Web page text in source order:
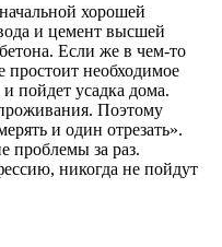
хорошей
и цемент высшей
Если же в чем-то
простоит необходимое
пойдет усадка дома.
Поэтому
и один отрезать».
проблемы за раз.
никогда не пойдут